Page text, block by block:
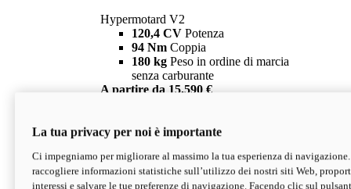
Hypermotard V2
120,4 CV Potenza
94 Nm Coppia
180 kg Peso in ordine di marcia
senza carburante
A partire da 15.590 €
V2 SP
Hypermotard V2 SP
120,4 CVPotenza
La tua privacy per noi è importante
Ci impegniamo per migliorare al massimo la tua esperienza di
raccogliere informazioni statistiche sull’utilizzo dei nostri siti Web,
interessi e salvare le tue preferenze di navigazione. Facendo clic sul